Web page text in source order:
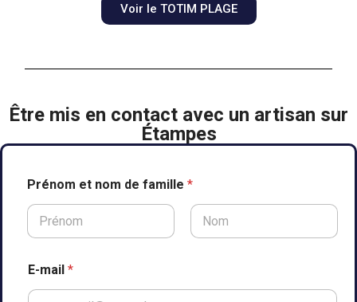
Voir le TOTIM PLAGE
Être mis en contact avec un artisan sur
Étampes
Prénom et nom de famille *
E-mail *